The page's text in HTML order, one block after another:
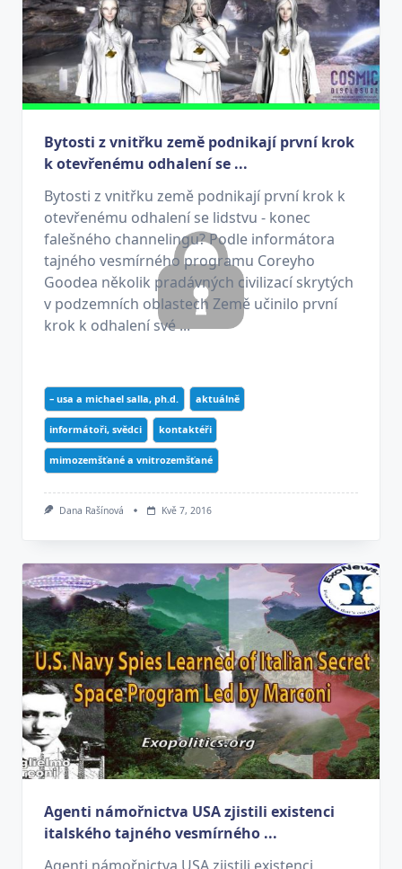
Bytosti z vnitřku země podnikají první krok
k otevřenému odhalení se ...
Bytosti z vnitřku země podnikají první krok k
otevřenému odhalení se lidstvu - konec
falešného channelingu? Podle informátora
tajného vesmírného programu Coreyho
Goodea několik pradávných civilizací skrytých
v podzemních oblastech Země učinilo první
krok k odhalení své ...
– usa a michael salla, ph.d. aktuálně
informátoři, svědci kontaktéři
mimozemšťané a vnitrozemšťané
Dana Rašínová Kvě 7, 2016
Agenti námořnictva USA zjistili existenci
italského tajného vesmírného ...